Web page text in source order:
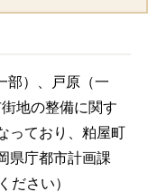
部）、戸原（一
地の整備に関す
っており、粕屋町
県庁都市計画課
ださい）